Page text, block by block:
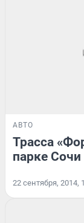
АВТО
Трасса
парке
22 сентября, 2014,